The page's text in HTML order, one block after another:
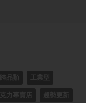
跨品類
工業型
力專賣店 趨勢更新